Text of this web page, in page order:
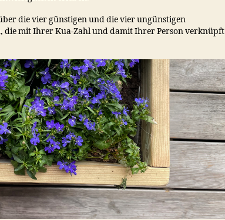
die vier günstigen und die vier ungünstigen
die mit Ihrer Kua-Zahl und damit Ihrer Person verknüpft